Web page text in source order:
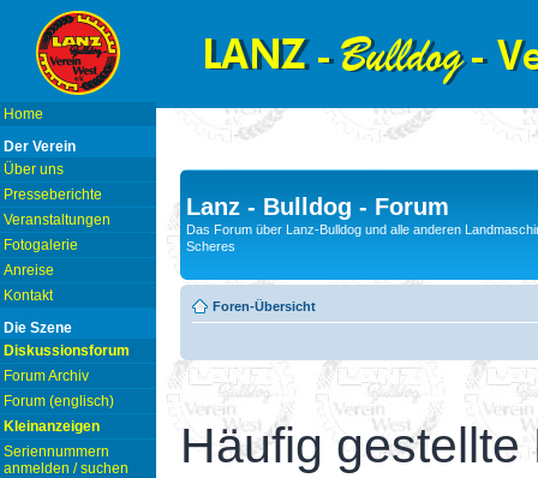
Home
Der Verein
Über uns
Presseberichte
Veranstaltungen
Fotogalerie
Anreise
Kontakt
Die Szene
Diskussionsforum
Forum Archiv
Forum (englisch)
Kleinanzeigen
Seriennummern
anmelden / suchen
Lanz - Bulldog - Forum
Das Forum über Lanz-Bulldog und alle anderen
Scheres
Foren-Übersicht
Häufig gestellte